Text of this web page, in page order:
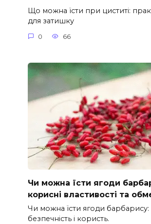
Що можна їсти при циститі:
для затишку
0 66
Чи можна їсти ягоди
корисні властивості та
Чи можна їсти ягоди барбарису:
безпечність і користь.